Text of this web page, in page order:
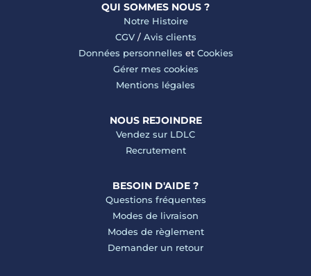
QUI SOMMES NOUS ?
Notre Histoire
CGV/ Avis clients
Données personnelles et Cookies
Gérer mes cookies
Mentions légales
NOUS REJOINDRE
Vendez sur LDLC
Recrutement
BESOIN D'AIDE ?
Questions fréquentes
Modes de livraison
Modes de règlement
Demander un retour